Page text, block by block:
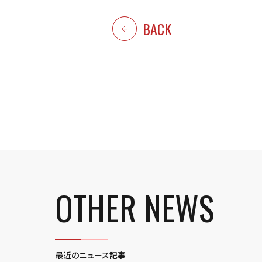
BACK
OTHER NEWS
最近のニュース記事